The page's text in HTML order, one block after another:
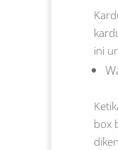
ini
box